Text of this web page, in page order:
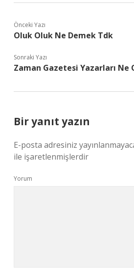
Önceki Yazı
Oluk Oluk Ne Demek Tdk
Sonraki Yazı
Zaman Gazetesi Yazarları Ne
Bir yanıt yazın
E-posta adresiniz
ile işaretlenmişlerdir
Yorum